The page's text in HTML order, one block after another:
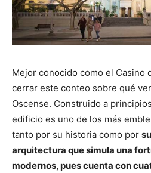
Mejor conocido como el Casino
cerrar este conteo sobre qué
Oscense. Construido a
edificio es uno de los más
tanto por su historia como por
arquitectura que simula una
modernos, pues cuenta con